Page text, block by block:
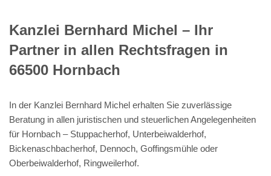
Kanzlei Bernhard Michel – Ihr
Partner in allen Rechtsfragen in
66500 Hornbach
In der Kanzlei Bernhard Michel erhalten Sie zuverlässige
Beratung in allen juristischen und steuerlichen Angelegenheiten
für Hornbach – Stuppacherhof, Unterbeiwalderhof,
Bickenaschbacherhof, Dennoch, Goffingsmühle oder
Oberbeiwalderhof, Ringweilerhof.